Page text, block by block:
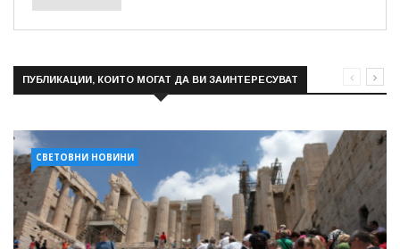
ПУБЛИКАЦИИ, КОИТО МОГАТ ДА ВИ ЗАИНТЕРЕСУВАТ
СВЕТОВНИ НОВИНИ